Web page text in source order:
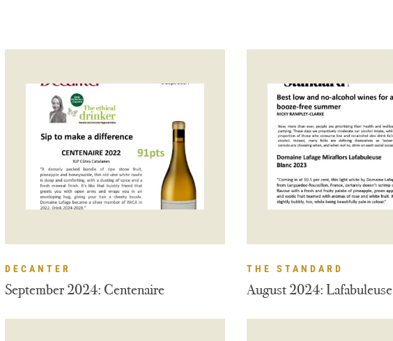
September 2024: Centenaire
DECANTER
August 2024: Lafabuleuse
THE STANDARD